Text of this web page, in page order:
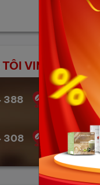
388
308